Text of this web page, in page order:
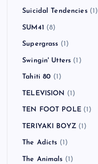
Suicidal Tendencies(1)
SUM41 (8)
Supergrass (1)
Swingin' Utters (1)
Tahiti 80 (1)
TELEVISION (1)
TEN FOOT POLE(1)
TERIYAKI BOYZ(1)
The Adicts (1)
The Animals (1)